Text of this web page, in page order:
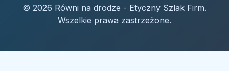
© 2026 Równi na drodze - Etyczny Szlak Firm.
Wszelkie prawa zastrzeżone.